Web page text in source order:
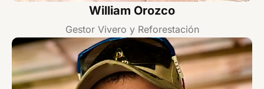
William Orozco
Gestor Vivero y Reforestación